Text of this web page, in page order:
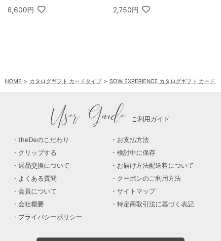
6,600円 2,750円
HOME カタログギフト カードタイプ SOW EXPERIENCE カタログギフト カード
User Guide ご利用ガイド
theDeのこだわり
お支払方法
クリップする
検討中に保存
返品交換について
お届け方法配送料について
よくある質問
クーポンのご利用方法
会員について
サイトマップ
会社概要
特定商取引法に基づく表記
プライバシーポリシー